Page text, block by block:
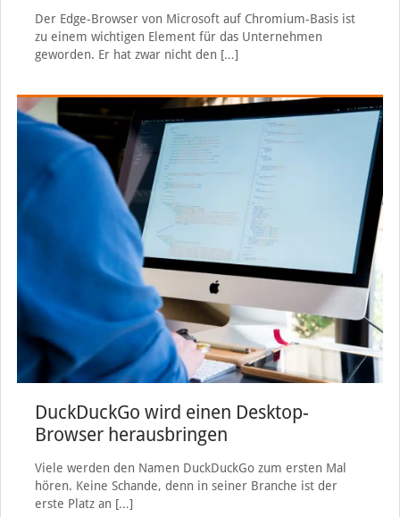
Der Edge-Browser von Microsoft auf Chromium-Basis ist
zu einem wichtigen Element für das Unternehmen
geworden. Er hat zwar nicht den […]
DuckDuckGo wird einen Desktop-
Browser herausbringen
Viele werden den Namen DuckDuckGo zum ersten Mal
hören. Keine Schande, denn in seiner Branche ist der
erste Platz an […]